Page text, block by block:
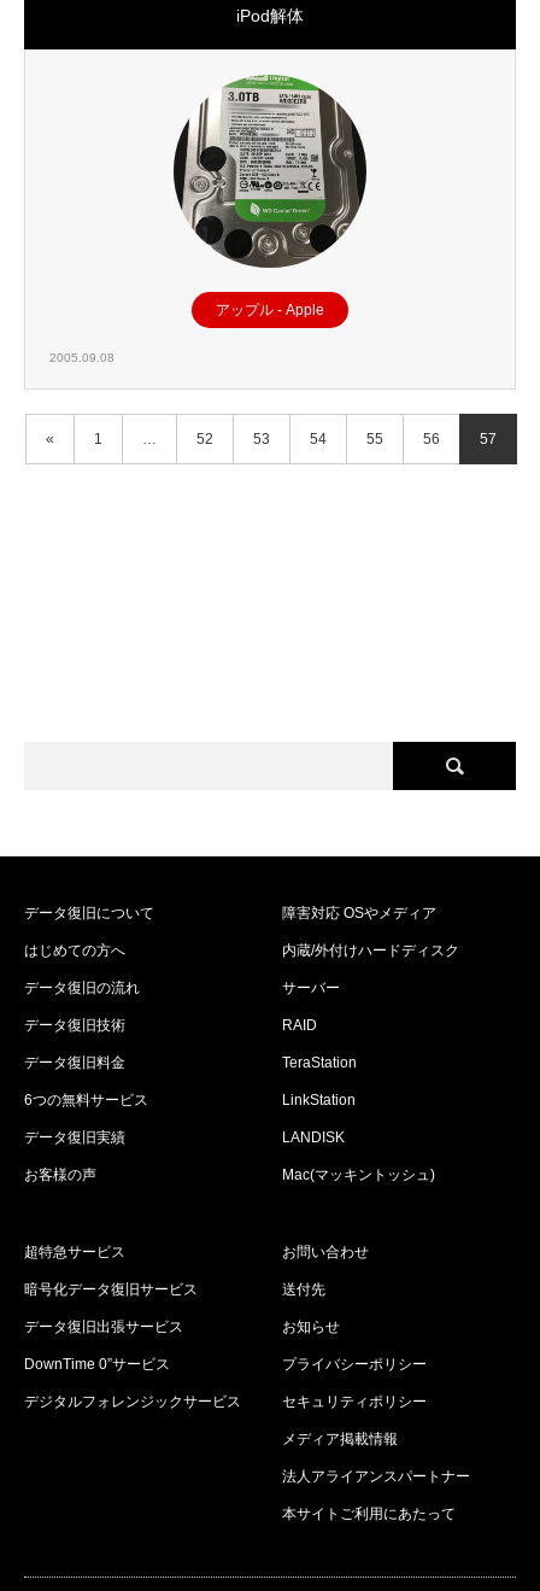
iPod解体
アップル - Apple
2005.09.08
« 1 … 52 53 54 55 56 57
データ復旧について
はじめての方へ
データ復旧の流れ
データ復旧技術
データ復旧料金
6つの無料サービス
データ復旧実績
お客様の声
障害対応 OSやメディア
内蔵/外付けハードディスク
サーバー
RAID
TeraStation
LinkStation
LANDISK
Mac(マッキントッシュ)
超特急サービス
暗号化データ復旧サービス
データ復旧出張サービス
DownTime 0”サービス
デジタルフォレンジックサービス
お問い合わせ
送付先
お知らせ
プライバシーポリシー
セキュリティポリシー
メディア掲載情報
法人アライアンスパートナー
本サイトご利用にあたって